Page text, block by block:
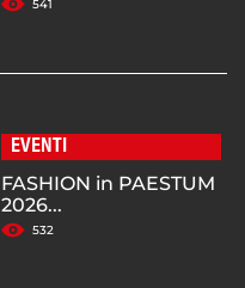
541
EVENTI
FASHION in PAESTUM
2026...
532